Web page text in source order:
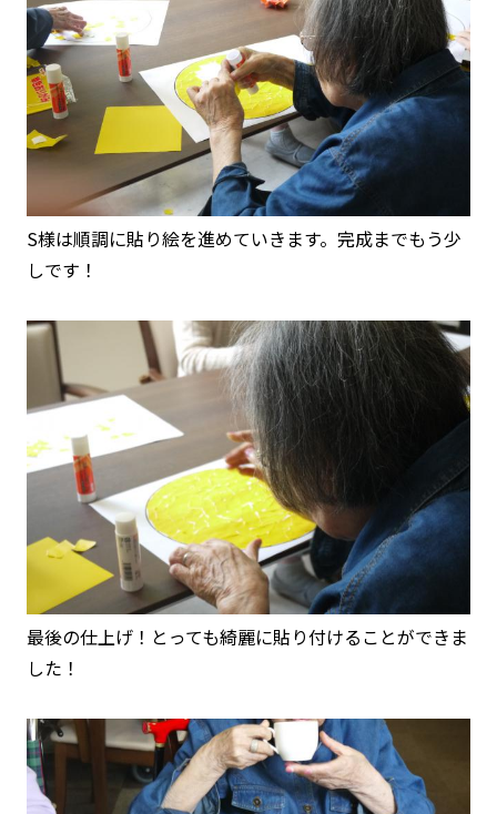
S様は順調に貼り絵を進めていきます。完成までもう少
しです！
最後の仕上げ！とっても綺麗に貼り付けることができま
した！